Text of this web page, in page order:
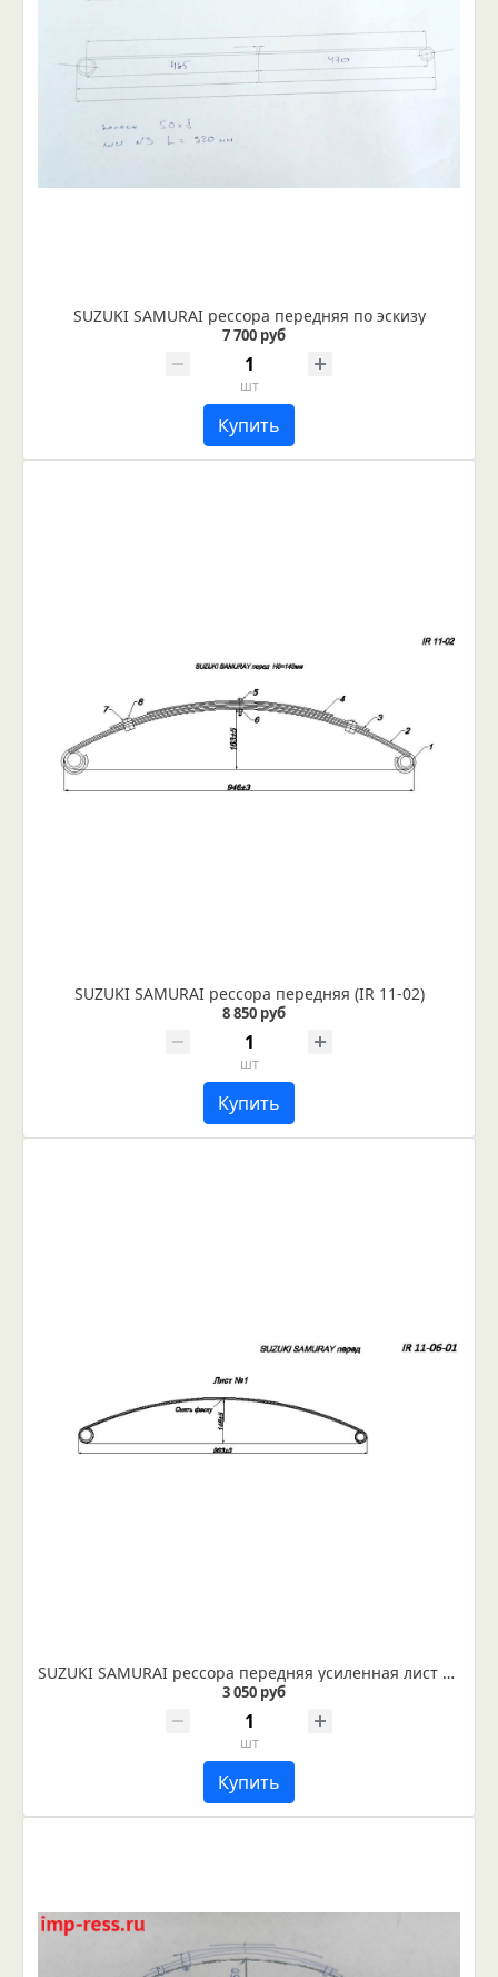
SUZUKI SAMURAI рессора передняя по эскизу
7 700 руб
шт
Купить
SUZUKI SAMURAI рессора передняя (IR 11-02)
8 850 руб
шт
Купить
SUZUKI SAMURAI рессора передняя усиленная лист № 1 (Арт. IR 11-06-01)
3 050 руб
шт
Купить